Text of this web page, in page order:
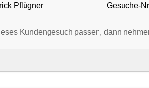
Pflügner Gesuche-
Kundengesuch passen, dann